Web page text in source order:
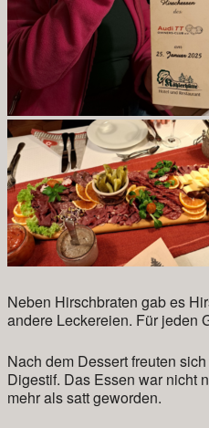
Neben Hirschbraten gab es
andere Leckereien. Für jeden
Nach dem Dessert freuten
Digestif. Das Essen war nicht
mehr als satt geworden.